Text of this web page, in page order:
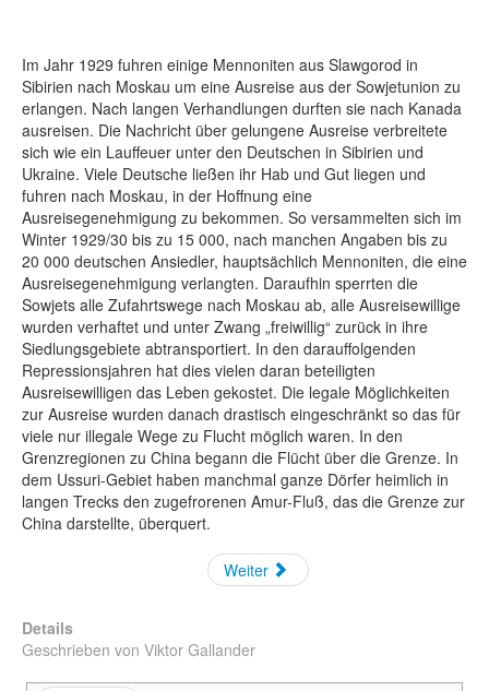
Im Jahr 1929 fuhren einige Mennoniten aus Slawgorod in
Sibirien nach Moskau um eine Ausreise aus der Sowjetunion zu
erlangen. Nach langen Verhandlungen durften sie nach Kanada
ausreisen. Die Nachricht über gelungene Ausreise verbreitete
sich wie ein Lauffeuer unter den Deutschen in Sibirien und
Ukraine. Viele Deutsche ließen ihr Hab und Gut liegen und
fuhren nach Moskau, in der Hoffnung eine
Ausreisegenehmigung zu bekommen. So versammelten sich im
Winter 1929/30 bis zu 15 000, nach manchen Angaben bis zu
20 000 deutschen Ansiedler, hauptsächlich Mennoniten, die eine
Ausreisegenehmigung verlangten. Daraufhin sperrten die
Sowjets alle Zufahrtswege nach Moskau ab, alle Ausreisewillige
wurden verhaftet und unter Zwang „freiwillig“ zurück in ihre
Siedlungsgebiete abtransportiert. In den darauffolgenden
Repressionsjahren hat dies vielen daran beteiligten
Ausreisewilligen das Leben gekostet. Die legale Möglichkeiten
zur Ausreise wurden danach drastisch eingeschränkt so das für
viele nur illegale Wege zu Flucht möglich waren. In den
Grenzregionen zu China begann die Flücht über die Grenze. In
dem Ussuri-Gebiet haben manchmal ganze Dörfer heimlich in
langen Trecks den zugefrorenen Amur-Fluß, das die Grenze zur
China darstellte, überquert.
Weiter
Details
Geschrieben von Viktor Gallander